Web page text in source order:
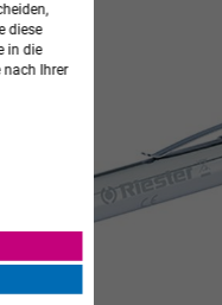
diese
in die
nach Ihrer